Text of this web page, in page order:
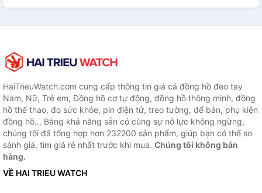
HaiTrieuWatch.com cung cấp thông tin giá cả đồng hồ đeo tay
Nam, Nữ, Trẻ em, Đồng hồ cơ tự động, đồng hồ thông minh, đồng
hồ thể thao, đo sức khỏe, pin điện tử, treo tường, để bàn, phụ kiện
đồng hồ... Bằng khả năng sẵn có cùng sự nỗ lực không ngừng,
chúng tôi đã tổng hợp hơn 232200 sản phẩm, giúp bạn có thể so
sánh giá, tìm giá rẻ nhất trước khi mua. Chúng tôi không bán
hàng.
VỀ HAI TRIEU WATCH